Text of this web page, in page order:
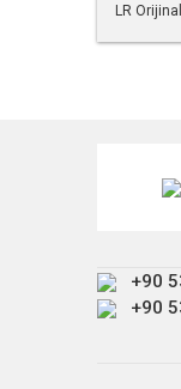
LR Orijinal
+90
+90